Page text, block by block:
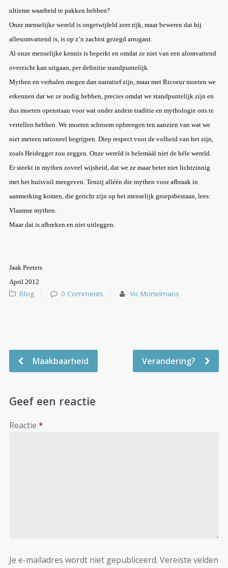
ultieme waarheid te pakken hebben?
Onze menselijke wereld is ongetwijfeld zeer rijk, maar beweren dat hij
allesomvattend is, is op z’n zachtst gezegd arrogant.
Al onze menselijke kennis is beperkt en omdat ze niet van een alomvattend
overzicht kan uitgaan, per definitie standpuntelijk.
Mythen en verhalen mogen dan narratief zijn, maar met Ricoeur moeten we
erkennen dat we ze nodig hebben, precies omdat we standpuntelijk zijn en
dus moeten openstaan voor wat onder andere traditie en mythologie ons te
vertellen hebben. We moeten schroom opbrengen ten aanzien van wat we
niet meteen rationeel begrijpen. Diep respect voor de volheid van het zijn,
zoals Heidegger zou zeggen. Onze wereld is helemààl niet de héle wereld.
Er steekt in mythen zoveel wijsheid, dat we ze maar beter niet lichtzinnig
met het huisvuil meegeven. Tenzij alléén die mythen voor afbraak in
aanmerking komen, die gericht zijn op het menselijk groepsbestaan, lees:
Vlaamse mythen.
Maar dat is afbreken en niet uitleggen.
Jaak Peeters
April 2012
Blog 0 Comments Vic Mortelmans
Maakbaarheid Verandering?
Geef een reactie
Reactie *
Je e-mailadres wordt niet gepubliceerd. Vereiste velden